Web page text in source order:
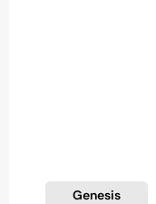
Genesis